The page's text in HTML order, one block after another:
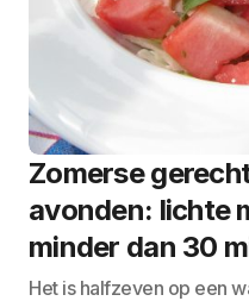
Zomerse
avonden: lichte
minder dan 30
Het is halfzeven op een